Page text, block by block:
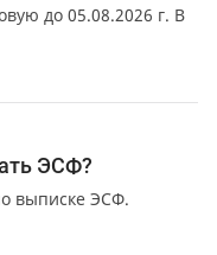
до 05.08.2026 г. В
ЭСФ?
выписке ЭСФ.